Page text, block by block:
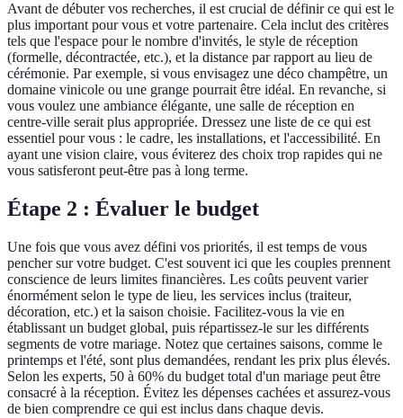
Avant de débuter vos recherches, il est crucial de définir ce qui est le
plus important pour vous et votre partenaire. Cela inclut des critères
tels que l'espace pour le nombre d'invités, le style de réception
(formelle, décontractée, etc.), et la distance par rapport au lieu de
cérémonie. Par exemple, si vous envisagez une déco champêtre, un
domaine vinicole ou une grange pourrait être idéal. En revanche, si
vous voulez une ambiance élégante, une salle de réception en
centre-ville serait plus appropriée. Dressez une liste de ce qui est
essentiel pour vous : le cadre, les installations, et l'accessibilité. En
ayant une vision claire, vous éviterez des choix trop rapides qui ne
vous satisferont peut-être pas à long terme.
Étape 2 : Évaluer le budget
Une fois que vous avez défini vos priorités, il est temps de vous
pencher sur votre budget. C'est souvent ici que les couples prennent
conscience de leurs limites financières. Les coûts peuvent varier
énormément selon le type de lieu, les services inclus (traiteur,
décoration, etc.) et la saison choisie. Facilitez-vous la vie en
établissant un budget global, puis répartissez-le sur les différents
segments de votre mariage. Notez que certaines saisons, comme le
printemps et l'été, sont plus demandées, rendant les prix plus élevés.
Selon les experts, 50 à 60% du budget total d'un mariage peut être
consacré à la réception. Évitez les dépenses cachées et assurez-vous
de bien comprendre ce qui est inclus dans chaque devis.